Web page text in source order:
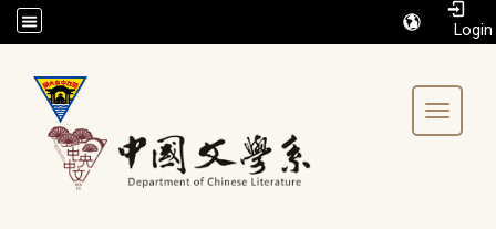
/accesskey"" title="Toolbar">:::
Toggle